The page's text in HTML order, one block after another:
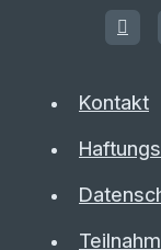
Kontakt